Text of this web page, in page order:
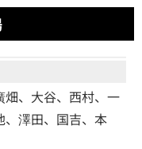
、大谷、西村、一
、澤田、国吉、本